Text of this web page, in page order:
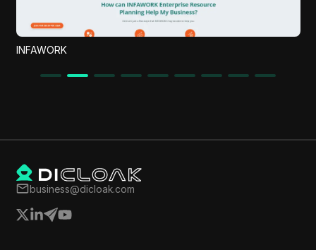
Format Magic
business@dicloak.com